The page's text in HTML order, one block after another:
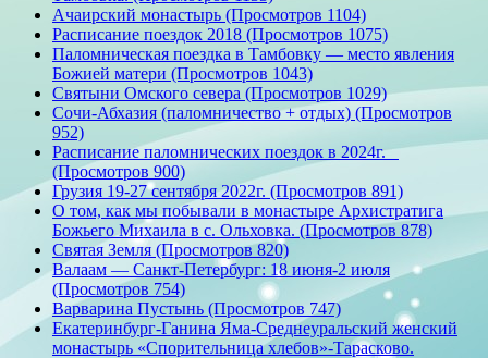
Ачаирский монастырь (Просмотров 1104)
Расписание поездок 2018 (Просмотров 1075)
Паломническая поездка в Тамбовку — место явления
Божией матери (Просмотров 1043)
Святыни Омского севера (Просмотров 1029)
Сочи-Абхазия (паломничество + отдых) (Просмотров
952)
Расписание паломнических поездок в 2024г.
(Просмотров 900)
Грузия 19-27 сентября 2022г. (Просмотров 891)
О том, как мы побывали в монастыре Архистратига
Божьего Михаила в с. Ольховка. (Просмотров 878)
Святая Земля (Просмотров 820)
Валаам — Санкт-Петербург: 18 июня-2 июля
(Просмотров 754)
Варварина Пустынь (Просмотров 747)
Екатеринбург-Ганина Яма-Среднеуральский женский
монастырь «Спорительница хлебов»-Тарасково.